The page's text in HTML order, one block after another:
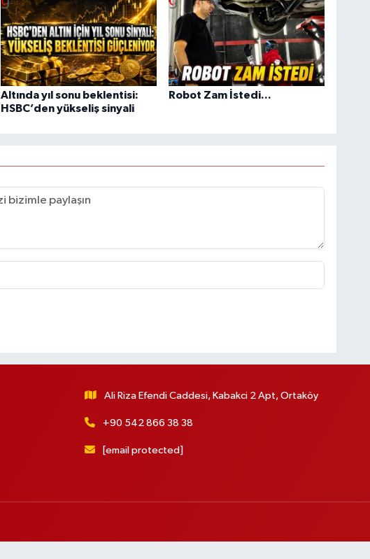
Altında yıl sonu beklentisi:
HSBC’den yükseliş sinyali
Robot Zam İstedi...
Ali Riza Efendi Caddesi, Kabakci 2 Apt, Ortaköy
+90 542 866 38 38
[email protected]